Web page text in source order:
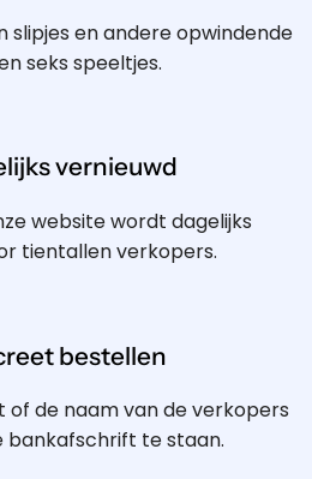
slipjes en andere opwindende
seks speeltjes.
vernieuwd
website wordt dagelijks
tientallen verkopers.
bestellen
of de naam van de verkopers
bankafschrift te staan.